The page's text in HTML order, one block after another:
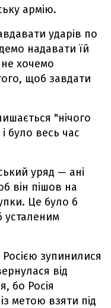
армію.
ударів по
надавати їй
хочемо
щоб завдати
"нічого
було весь час
уряд — ані
він пішов на
Це було б
усталеним
зупинилися
від
бо Росія
метою взяти під